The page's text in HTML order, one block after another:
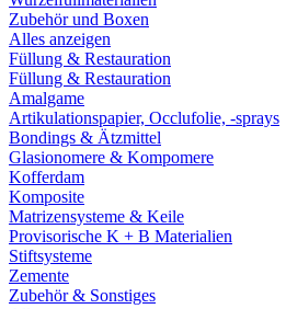
Zubehör und Boxen
Alles anzeigen
Füllung & Restauration
Füllung & Restauration
Amalgame
Artikulationspapier, Occlufolie, -sprays
Bondings & Ätzmittel
Glasionomere & Kompomere
Kofferdam
Komposite
Matrizensysteme & Keile
Provisorische K + B Materialien
Stiftsysteme
Zemente
Zubehör & Sonstiges